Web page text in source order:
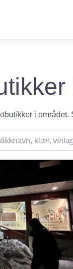
i
klær, vintage,